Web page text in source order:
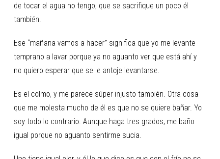
de tocar el agua no tengo, que se sacrifique un poco él
también.
Ese “mañana vamos a hacer” significa que yo me levante
temprano a lavar porque ya no aguanto ver que está ahí y
no quiero esperar que se le antoje levantarse.
Es el colmo, y me parece súper injusto también. Otra cosa
que me molesta mucho de él es que no se quiere bañar. Yo
soy todo lo contrario. Aunque haga tres grados, me baño
igual porque no aguanto sentirme sucia.